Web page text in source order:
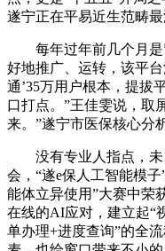
遂宁正在平易近生范畴最
每年过年前几个月是
好地推广、运转，该平
通’35万用户根本，提拔
口打点。”王佳雯说，取
来。”遂宁市医保核心分
没有专业人指点，未
会，“遂e保人工智能模子
能体立异使用”大赛中荣
在线的AI应对，建立起“
单办理+进度查询”的全